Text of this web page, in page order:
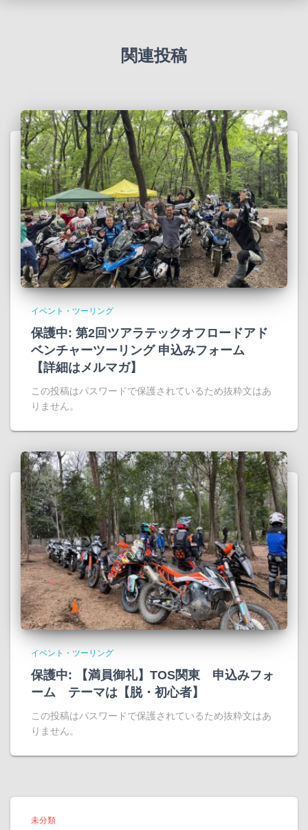
関連投稿
イベント・ツーリング
保護中: 第2回ツアラテックオフロードアド
ベンチャーツーリング 申込みフォーム
【詳細はメルマガ】
この投稿はパスワードで保護されているため抜粋文はあ
りません。
イベント・ツーリング
保護中: 【満員御礼】TOS関東 申込みフォ
ーム テーマは【脱・初心者】
この投稿はパスワードで保護されているため抜粋文はあ
りません。
未分類